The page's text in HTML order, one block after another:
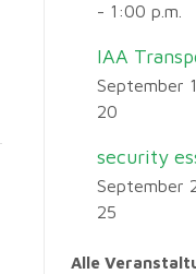
- 1:00 p.m.
IAA
September
20
security
September
25
Alle